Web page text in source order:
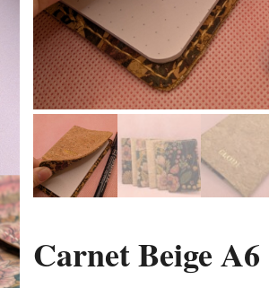
Carnet Beige A6